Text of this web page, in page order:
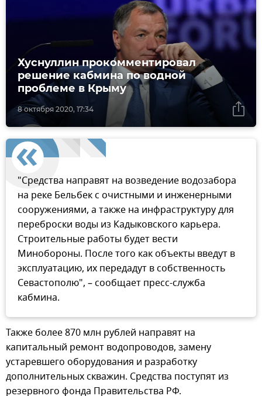
8 октября 2020, 17:34
Хуснуллин прокомментировал
решение кабмина по водной
проблеме в Крыму
"Средства направят на возведение водозабора
на реке Бельбек с очистными и инженерными
сооружениями, а также на инфраструктуру для
переброски воды из Кадыковского карьера.
Строительные работы будет вести
Минобороны. После того как объекты введут в
эксплуатацию, их передадут в собственность
Севастополю", – сообщает пресс-служба
кабмина.
Также более 870 млн рублей направят на
капитальный ремонт водопроводов, замену
устаревшего оборудования и разработку
дополнительных скважин. Средства поступят из
резервного фонда Правительства РФ.